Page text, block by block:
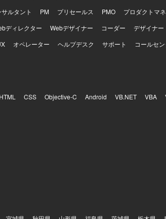
サルタント PM プリセールス PMO
プロダクトマ
ディレクター Webデザイナー コーダー
デザイナー
オペレーター ヘルプデスク サポート コールセ
HTML CSS Objective-C Android VB.NET VBA